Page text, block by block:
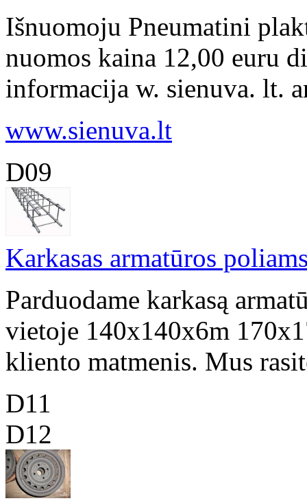
Išnuomoju Pneumatini
nuomos kaina 12,00 euru
informacija w. sienuva. lt.
www.sienuva.lt
D09
Karkasas armatūros
Parduodame karkasą
vietoje 140x140x6m
kliento matmenis. Mus
D11
D12